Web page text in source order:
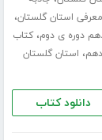
معرفی استان گلستان،
دوره ی دوم،کتاب
، استان گلستان
دانلود کتاب